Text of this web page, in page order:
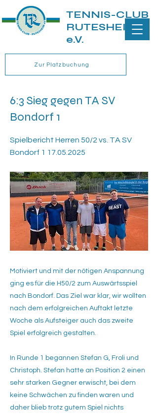
TENNIS-CLUB
RUTESHEIM
e.V.
Zur Platzbuchung
6:3 Sieg gegen TA SV
Bondorf 1
Spielbericht Herren 50/2 vs. TA SV
Bondorf 1 17.05.2025
Motiviert und mit der nötigen Anspannung
ging es für die H50/2 zum Auswärtsspiel
nach Bondorf. Das Ziel war klar, wir wollten
nach dem erfolgreichen Auftakt letzte
Woche als Aufsteiger auch das zweite
Spiel erfolgreich gestalten.
​In Runde 1 begannen Stefan G, Froli und
Christoph. Stefan hatte an Position 2 einen
sehr starken Gegner erwischt, bei dem
keine Schwächen zu finden waren und
daher blieb trotz gutem Spiel nichts